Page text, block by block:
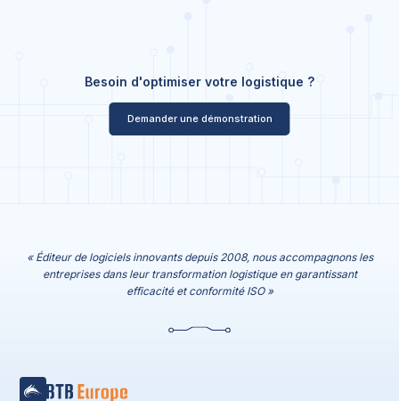
Besoin d'optimiser votre logistique ?
Demander une démonstration
« Éditeur de logiciels innovants depuis 2008, nous accompagnons les
entreprises dans leur transformation logistique en garantissant
efficacité et conformité ISO »